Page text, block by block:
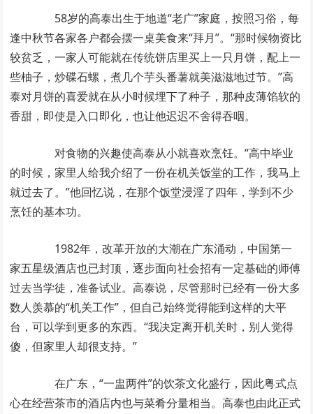
58岁的高泰出生于地道“老广”家庭，按照习俗，每
逢中秋节各家各户都会摆一桌美食来“拜月”。“那时候物资比
较贫乏，一家人可能就在传统饼店里买上一只月饼，配上一
些柚子，炒碟石螺，煮几个芋头番薯就美滋滋地过节。”高
泰对月饼的喜爱就在从小时候埋下了种子，那种皮薄馅软的
香甜，即使是入口即化，也让他迟迟不舍得吞咽。
对食物的兴趣使高泰从小就喜欢烹饪。“高中毕业
的时候，家里人给我介绍了一份在机关饭堂的工作，我马上
就过去了。”他回忆说，在那个饭堂浸淫了四年，学到不少
烹饪的基本功。
1982年，改革开放的大潮在广东涌动，中国第一
家五星级酒店也已封顶，逐步面向社会招有一定基础的师傅
过去当学徒，准备试业。高泰说，尽管那时已经有一份大多
数人羡慕的“机关工作”，但自己始终觉得能到这样的大平
台，可以学到更多的东西。“我决定离开机关时，别人觉得
傻，但家里人却很支持。”
在广东，“一盅两件”的饮茶文化盛行，因此粤式点
心在经营茶市的酒店内也与菜肴分量相当。高泰也由此正式